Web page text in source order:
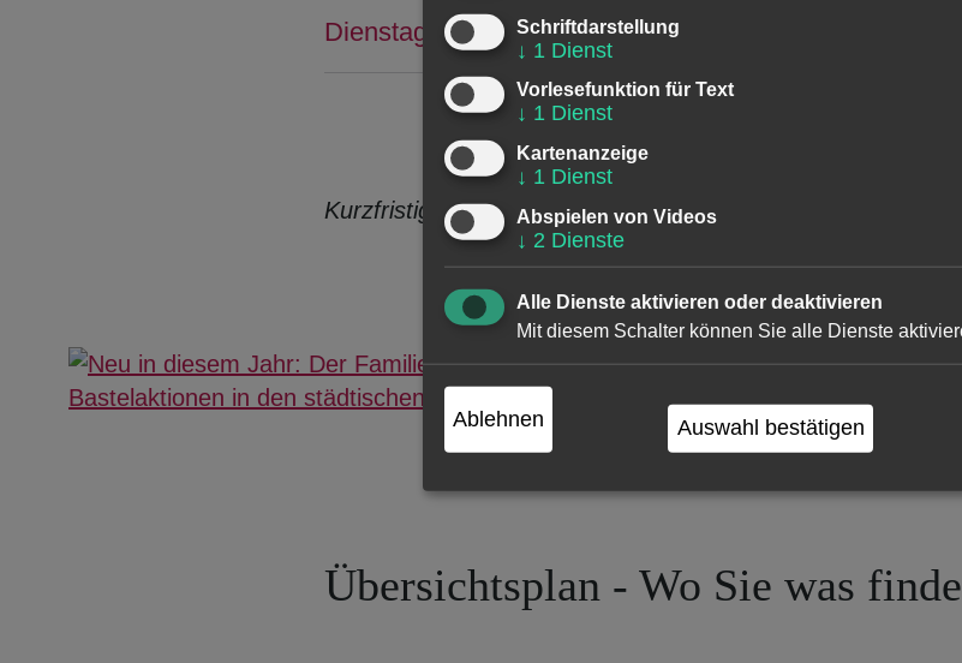
Dienstag, 23. Dezember – Familientag
Kurzfristige Änderungen vorbehalten.
Übersichtsplan - Wo Sie was
Schriftdarstellung
↓ 1 Dienst
Vorlesefunktion für Text
↓ 1 Dienst
Kartenanzeige
↓ 1 Dienst
Abspielen von Videos
↓ 2 Dienste
Alle Dienste aktivieren oder deaktivieren
Mit diesem Schalter können Sie alle Dienste
Ablehnen Auswahl bestätigen